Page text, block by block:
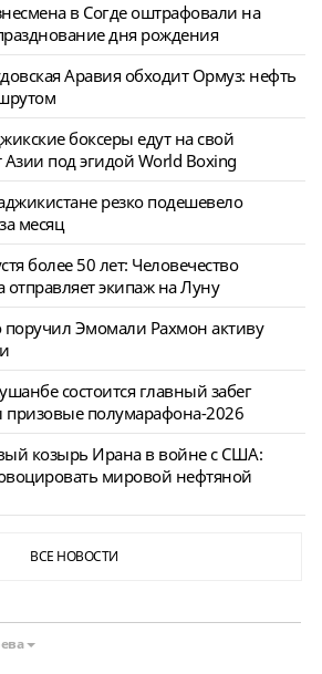
в Согде оштрафовали на
дня рождения
Аравия обходит Ормуз: нефть
боксеры едут на свой
под эгидой World Boxing
резко подешевело
месяц
более 50 лет: Человечество
отправляет экипаж на Луну
поручил Эмомали Рахмон активу
состоится главный забег
призовые полумарафона-2026
козырь Ирана в войне с США:
мировой нефтяной
ВСЕ НОВОСТИ